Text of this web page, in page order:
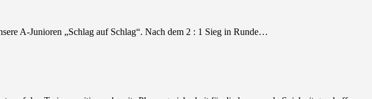
A-Junioren „Schlag auf Schlag“. Nach dem 2 : 1 Sieg in Runde…